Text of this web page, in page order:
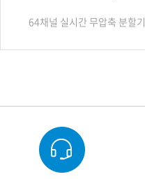
64채널 실시간 무압축 분할기